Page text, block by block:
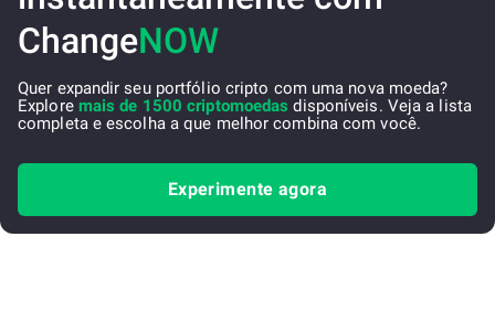
ChangeNOW
Quer expandir seu portfólio cripto com uma nova moeda?
Explore mais de 1500 criptomoedas disponíveis. Veja a lista
completa e escolha a que melhor combina com você.
Experimente agora